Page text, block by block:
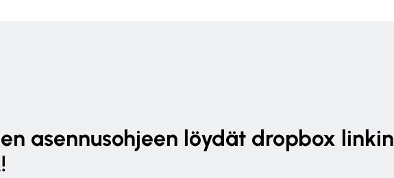
asennusohjeen löydät dropbox linkin